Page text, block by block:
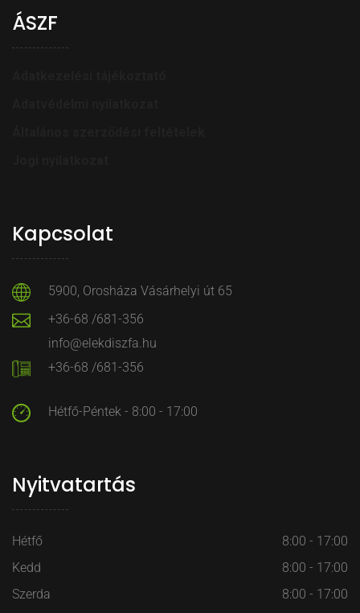
ÁSZF
Kapcsolat
5900, Orosháza Vásárhelyi út 65
+36-68 /681-356
info@elekdiszfa.hu
+36-68 /681-356
Hétfő-Péntek - 8:00 - 17:00
Nyitvatartás
Hétfő
8:00 - 17:00
Kedd
8:00 - 17:00
Szerda
8:00 - 17:00